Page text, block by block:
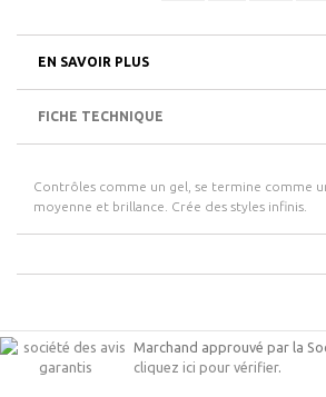
EN SAVOIR PLUS
FICHE TECHNIQUE
Contrôles comme un gel, se termine comme
moyenne et brillance. Crée des styles infinis.
Marchand approuvé par la
cliquez ici pour vérifier.